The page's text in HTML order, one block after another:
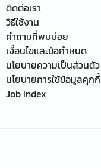
ติดต่อเรา
วิธีใช้งาน
คำถามที่พบบ่อย
เงื่อนไขและข้อกำหนด
นโยบายความเป็นส่วนตัว
นโยบายการใช้ข้อมูลคุกกี้
Job Index